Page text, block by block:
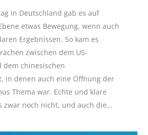
in Deutschland gab es auf
etwas Bewegung, wenn auch
Ergebnissen. So kam es
zwischen dem US-
dem chinesischen
in denen auch eine Öffnung der
Thema war. Echte und klare
zwar noch nicht, und auch die…